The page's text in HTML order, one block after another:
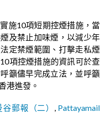
施10項短期控煙措施，當
及禁止加味煙，以減少年
定禁煙範圍、打擊走私煙
項控煙措施的資訊可於查
呼籲儘早完成立法，並呼籲
港進發。
谷郵報（二） , Pattayamail